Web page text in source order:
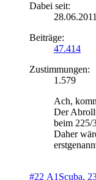
Dabei seit:
28.06.2011
Beiträge:
47.414
Zustimmungen:
1.579
Ach,
Der
beim 225/
Daher
#22 A1Scuba,